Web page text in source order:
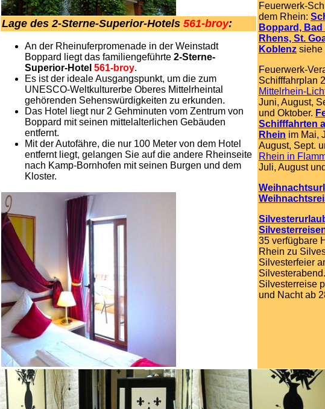
Lage des 2-Sterne-Superior-Hotels 561-broy:
An der Rheinuferpromenade in der Weinstadt
Boppard liegt das familiengeführte 2-Sterne-
Superior-Hotel 561-broy.
Es ist der ideale Ausgangspunkt, um die zum
UNESCO-Weltkulturerbe Oberes Mittelrheintal
gehörenden Sehenswürdigkeiten zu erkunden.
Das Hotel liegt nur 2 Gehminuten vom Zentrum von
Boppard mit seinen mittelalterlichen Gebäuden
entfernt.
Mit der Autofähre, die nur 100 Meter von dem Hotel
entfernt liegt, gelangen Sie auf die andere Rheinseite
nach Kamp-Bornhofen mit seinen Burgen und dem
Kloster.
Feuerwerk-
dem Rhein:
Boppard, Bad
Rhens, St.
Koblenz siehe
Feuerwerk-
Schifffahrplan
Mittelrhein-
Juni, August,
und Oktober.
Schifffahrten
Rhein im Mai,
August, Sept.
Rhein in
Juli, August
35 verfügbare
Rhein zu
Silvesterfeier
Silvesterabend.
Silvesterreise
und Nacht ab